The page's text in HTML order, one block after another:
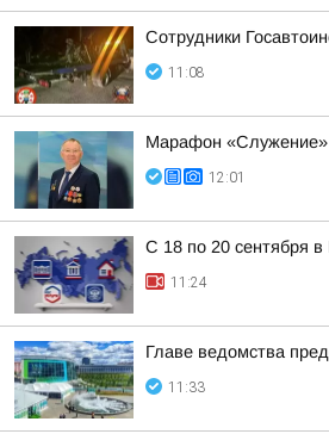
Сотрудники
11:08
Марафон «Служение»
12:01
С 18 по 20 сентября
11:24
Главе ведомства
11:33